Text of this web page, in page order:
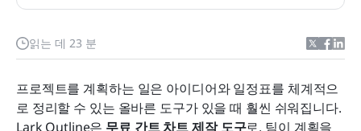
읽는 데 23 분
프로젝트를 계획하는 일은 아이디어와 일정표를 체계적으
로 정리할 수 있는 올바른 도구가 있을 때 훨씬 쉬워집니다.
Lark Outline은 무료 간트 차트 제작 도구로, 팀이 계획을
왜 무료 온라인 간트 차트 제작 도구를 사용해야 하나
요?
10가지 최고의 무료 간트 차트 제작기를 살펴보세요
최고의 무료 간트 차트 제작 도구 10가지 (추천 목록)